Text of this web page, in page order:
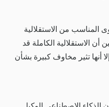
من الاستقلالية
الاستقلالية الكاملة قد
أنها تثير مخاوف كبيرة بشأن